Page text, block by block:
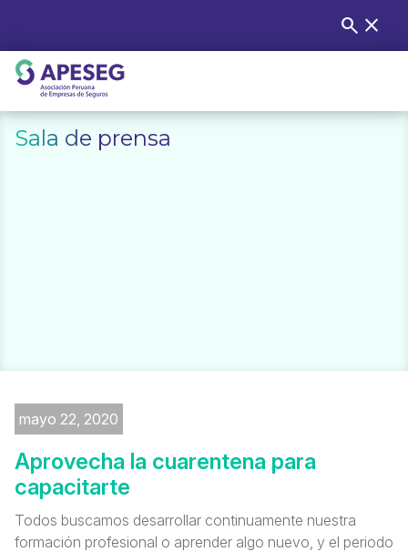
content
Buscar:
search close
APESEG
Sala de prensa
mayo 22, 2020
Aprovecha la cuarentena para
capacitarte
Todos buscamos desarrollar continuamente nuestra
formación profesional o aprender algo nuevo, y el periodo